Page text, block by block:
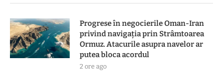
Progrese în negocierile Oman-Iran
privind navigația prin Strâmtoarea
Ormuz. Atacurile asupra navelor ar
putea bloca acordul
2 ore ago